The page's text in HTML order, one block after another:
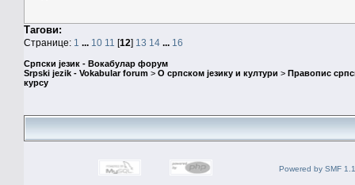
Тагови:
Странице: 1 ... 10 11 [12] 13 14 ... 16
Српски језик - Вокабулар форум
Srpski jezik - Vokabular forum > О српском језику и култури > Правопис
курсу
Powered by SMF